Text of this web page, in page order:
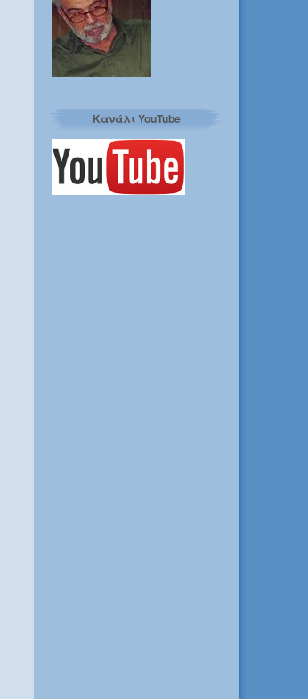
Κανάλι YouTube